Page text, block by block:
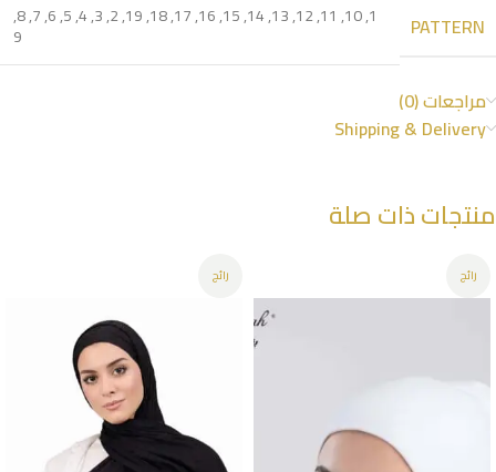
PATTERN
1
,
10
,
11
,
12
,
13
,
14
,
15
,
16
,
17
,
18
,
19
,
2
,
3
,
4
,
5
,
6
,
7
,
8
,
9
مراجعات (0)
Shipping & Delivery
منتجات ذات صلة
رائج رائج